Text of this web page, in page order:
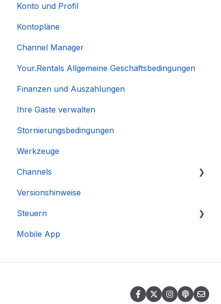
Konto und Profil
Kontopläne
Channel Manager
Your.Rentals Allgemeine Geschäftsbedingungen
Finanzen und Auszahlungen
Ihre Gäste verwalten
Stornierungsbedingungen
Werkzeuge
Channels
Integration des Accounts
Versionshinweise
Steuern
DAC 7
Mobile App